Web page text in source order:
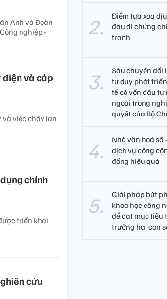
Anh và Đoàn
nghiệp -
điện và cáp
và việc cháy lan
chính
triển khai
cứu
Điểm tựa xoa
đau di chứng
tranh
Sáu chuyển đổi
tư duy phát
tế có vốn đầu tư
ngoài trong nghị
quyết của Bộ
Nhà văn hoá số
dịch vụ công
đồng hiệu quả
Giải pháp bứt
khoa học công
để đạt mục tiêu
trưởng hai con